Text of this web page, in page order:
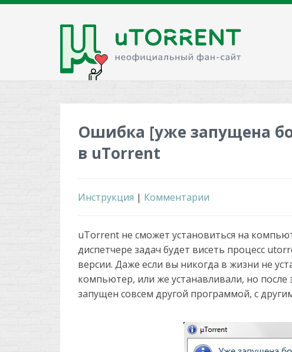
Ошибка [уже запущена
в uTorrent
Инструкция | Комментарии
uTorrent не сможет установиться на
диспетчере задач будет висеть процесс
версии. Даже если вы никогда в жизни не
компьютер, или же устанавливали, но
запущен совсем другой программой, с